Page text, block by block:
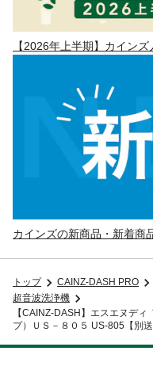
【2026年上半期】カイン
カインズの新商品・新着商
トップ CAINZ-DASH PRO
超音波洗浄機
【CAINZ-DASH】エスエヌデ
プ）ＵＳ－８０５ US-805【別送